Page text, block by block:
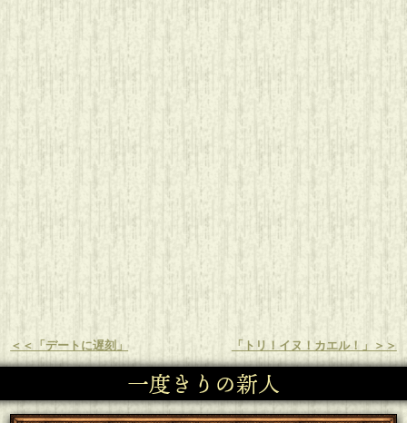
＜＜「デートに遅刻」 「トリ！イヌ！カエル！」＞＞
一度きりの新人